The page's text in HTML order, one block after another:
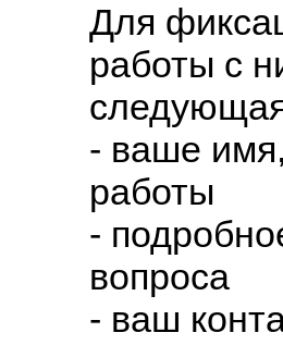
Для
работы с
- ваше
работы
-
вопроса
- ваш